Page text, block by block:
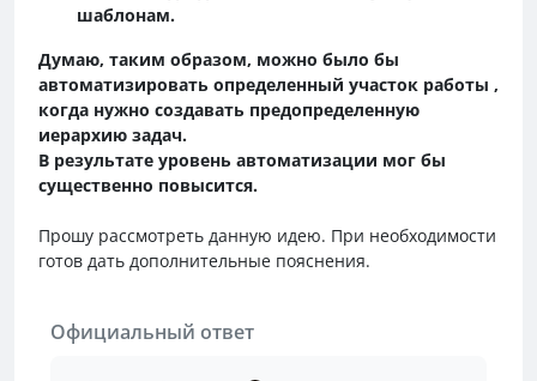
шаблонам.
Думаю, таким образом, можно было бы
автоматизировать определенный участок работы ,
когда нужно создавать предопределенную
иерархию задач.
В результате уровень автоматизации мог бы
существенно повысится.
Прошу рассмотреть данную идею. При необходимости
готов дать дополнительные пояснения.
Официальный ответ